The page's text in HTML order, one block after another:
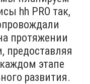
hh PRO так,
протяжении
предоставляя
этапе
развития.